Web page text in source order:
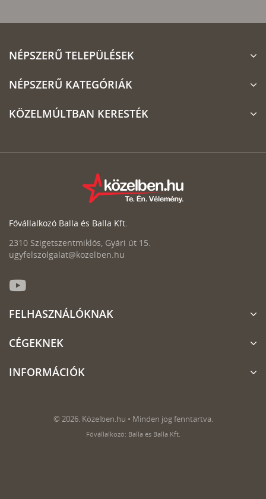
NÉPSZERŰ TELEPÜLÉSEK
NÉPSZERŰ KATEGÓRIÁK
KÖZELMÚLTBAN KERESTÉK
Fővállalkozó Balla és Balla Kft.
2310 Szigetszentmiklós, Gyári út 15.
ugyfelszolgalat@kozelben.hu
FELHASZNÁLÓKNAK
CÉGEKNEK
INFORMÁCIÓK
© 2026. Közelben.hu • Minden jog fenntartva.
Fővállalkozó: Balla és Balla Kft.